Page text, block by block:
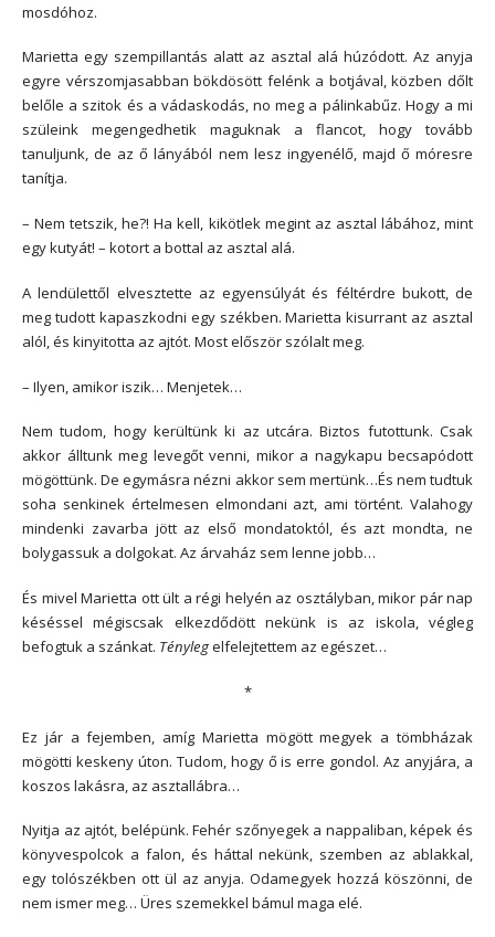
mosdóhoz.
Marietta egy szempillantás alatt az asztal alá húzódott. Az anyja
egyre vérszomjasabban bökdösött felénk a botjával, közben dőlt
belőle a szitok és a vádaskodás, no meg a pálinkabűz. Hogy a mi
szüleink megengedhetik maguknak a flancot, hogy tovább
tanuljunk, de az ő lányából nem lesz ingyenélő, majd ő móresre
tanítja.
– Nem tetszik, he?! Ha kell, kikötlek megint az asztal lábához, mint
egy kutyát! – kotort a bottal az asztal alá.
A lendülettől elvesztette az egyensúlyát és féltérdre bukott, de
meg tudott kapaszkodni egy székben. Marietta kisurrant az asztal
alól, és kinyitotta az ajtót. Most először szólalt meg.
– Ilyen, amikor iszik… Menjetek…
Nem tudom, hogy kerültünk ki az utcára. Biztos futottunk. Csak
akkor álltunk meg levegőt venni, mikor a nagykapu becsapódott
mögöttünk. De egymásra nézni akkor sem mertünk…És nem tudtuk
soha senkinek értelmesen elmondani azt, ami történt. Valahogy
mindenki zavarba jött az első mondatoktól, és azt mondta, ne
bolygassuk a dolgokat. Az árvaház sem lenne jobb…
És mivel Marietta ott ült a régi helyén az osztályban, mikor pár nap
késéssel mégiscsak elkezdődött nekünk is az iskola, végleg
befogtuk a szánkat. Ténylegelfelejtettem az egészet…
*
Ez jár a fejemben, amíg Marietta mögött megyek a tömbházak
mögötti keskeny úton. Tudom, hogy ő is erre gondol. Az anyjára, a
koszos lakásra, az asztallábra…
Nyitja az ajtót, belépünk. Fehér szőnyegek a nappaliban, képek és
könyvespolcok a falon, és háttal nekünk, szemben az ablakkal,
egy tolószékben ott ül az anyja. Odamegyek hozzá köszönni, de
nem ismer meg… Üres szemekkel bámul maga elé.